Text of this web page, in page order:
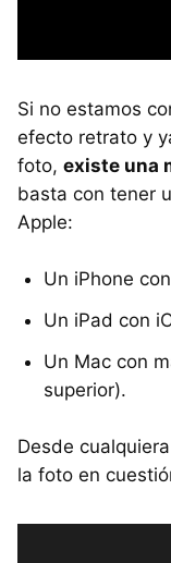
Si no estamos
efecto retrato y
foto, existe una
basta con tener
Apple:
Un iPhone
Un iPad con
Un Mac con
superior).
Desde
la foto en